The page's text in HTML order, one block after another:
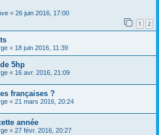
« 26 juin 2016, 17:00
1 2
« 18 juin 2016, 11:39
5hp
« 16 avr. 2016, 21:09
françaises ?
« 21 mars 2016, 20:24
année
« 27 févr. 2016, 20:27